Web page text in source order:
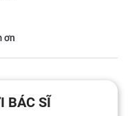
ơn
BÁC SĨ